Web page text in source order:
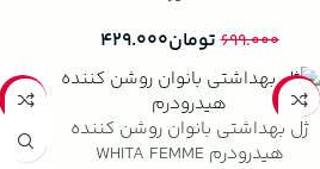
۶۹۹.۰۰۰ تومان۴۲۹.۰۰۰
-10%
ژل بهداشتی بانوان روشن کننده
هیدرودرم WHITA FEMME
-23%